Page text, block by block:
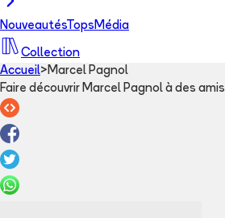
NouveautésTops Média
Collection
Accueil> Marcel Pagnol
Faire découvrir Marcel Pagnol à des amis